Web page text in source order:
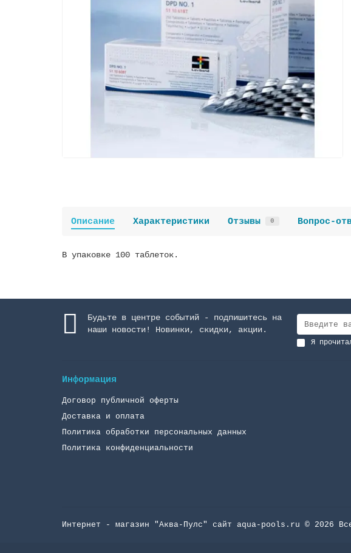
Описание Характеристики Отзывы 0 Вопрос-
В упаковке 100 таблеток.
Будьте в центре событий - подпишитесь на
наши новости! Новинки, скидки, акции.
Я
Информация
Договор публичной оферты
Доставка и оплата
Политика обработки персональных данных
Политика конфиденциальности
Интернет - магазин "Аква-Пулc" сайт aqua-pools.ru © 2026